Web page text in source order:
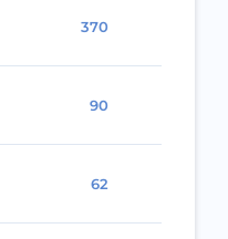
370
90
62